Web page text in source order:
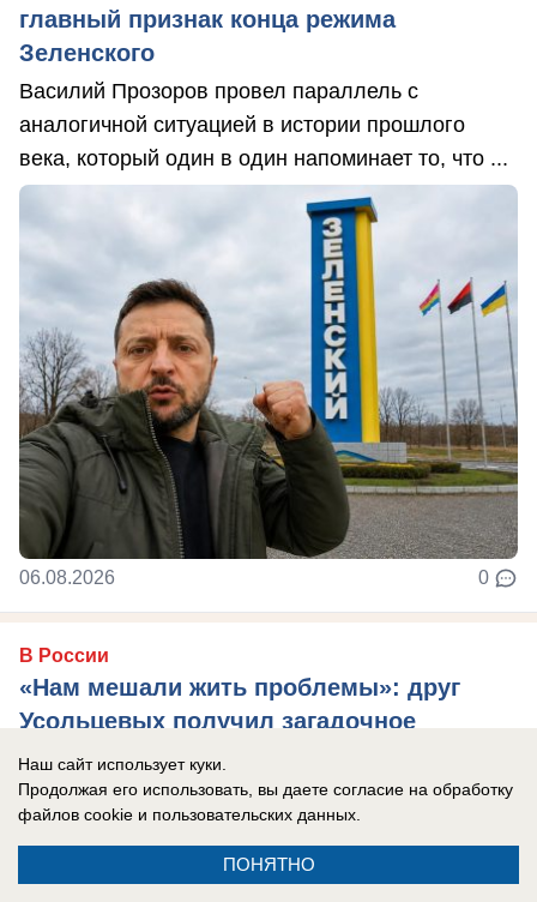
главный признак конца режима
Зеленского
Василий Прозоров провел параллель с
аналогичной ситуацией в истории прошлого
века, который один в один напоминает то, что ...
06.08.2026 0
В России
«Нам мешали жить проблемы»: друг
Усольцевых получил загадочное
сообщение от пропавшей семьи
Новая тайна Усольцевых: послание пришло
спустя 10 месяцев после исчезновения.
Наш сайт использует куки.
Продолжая его использовать, вы даете согласие на обработку
файлов cookie и пользовательских данных.
ПОНЯТНО